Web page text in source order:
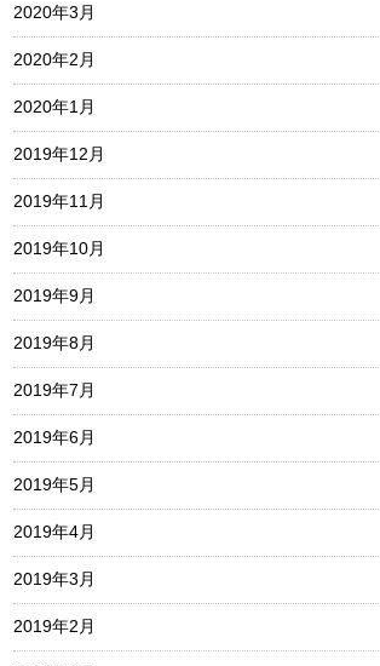
2020年3月
2020年2月
2020年1月
2019年12月
2019年11月
2019年10月
2019年9月
2019年8月
2019年7月
2019年6月
2019年5月
2019年4月
2019年3月
2019年2月